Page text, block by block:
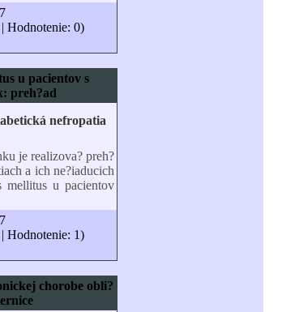
Hodnotenie: 0)
u pacientov s
preh?ad
je realizova? preh?
a ich ne?iaducich
mellitus u pacientov
Hodnotenie: 1)
chorobe obli?